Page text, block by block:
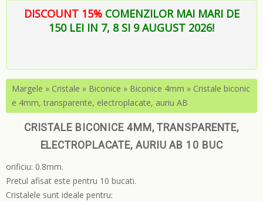
DISCOUNT 15% COMENZILOR MAI MARI DE
150 LEI IN 7, 8 SI 9 AUGUST 2026!
Margele » Cristale » Biconice » Biconice 4mm » Cristale biconic
e 4mm, transparente, electroplacate, auriu AB
CRISTALE BICONICE 4MM, TRANSPARENTE,
ELECTROPLACATE, AURIU AB 10 BUC
orificiu: 0.8mm.
Pretul afisat este pentru 10 bucati.
Cristalele sunt ideale pentru: